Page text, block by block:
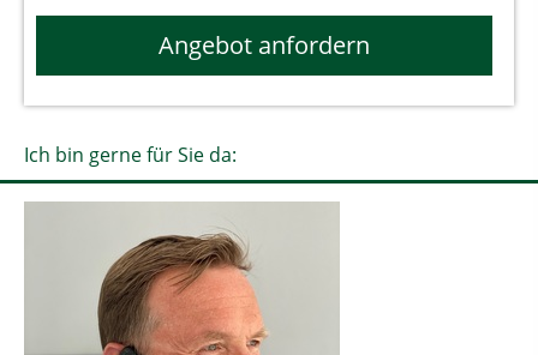
Angebot anfordern
Ich bin gerne für Sie da: